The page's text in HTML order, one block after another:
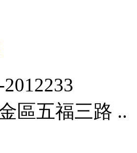
區五福三路 ..